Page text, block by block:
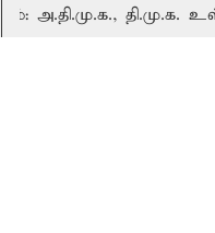
தி.மு.க. உள்ளிட்ட